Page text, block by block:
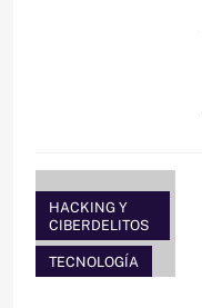
HACKING Y
CIBERDELITOS
TECNOLOGÍA